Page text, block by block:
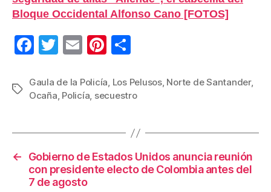
Bloque Occidental Alfonso Cano [FOTOS]
F
c
e
o
k
T
tt
er
E
ail
Pi
er
e
m
p
tir
Etiquetas
Gaula de la Policía, Los Pelusos, Norte de Santander,
Ocaña, Policía, secuestro
←
Gobierno de Estados Unidos anuncia reunión
con presidente electo de Colombia antes del
7 de agosto